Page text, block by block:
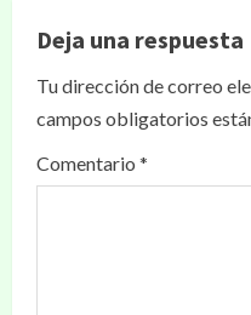
Deja una respuesta
Tu dirección de correo
campos obligatorios
Comentario *